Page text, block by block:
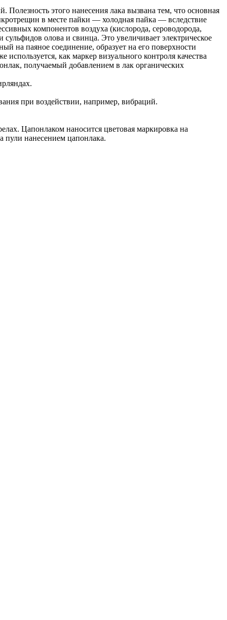
этого нанесения лака вызвана тем, что основная
в месте пайки — холодная пайка — вследствие
компонентов воздуха (кислорода, сероводорода,
олова и свинца. Это увеличивает электрическое
на паяное соединение, образует на его поверхности
как маркер визуального контроля качества
получаемый добавлением в лак органических
при воздействии, например, вибраций.
Цапонлаком наносится цветовая маркировка на
пули нанесением цапонлака.